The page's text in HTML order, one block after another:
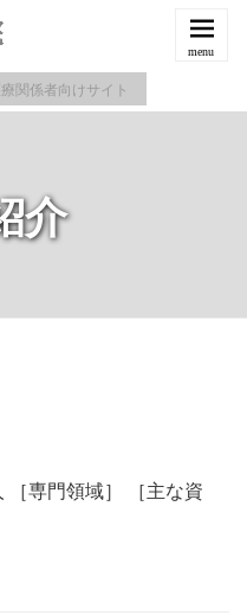
関係者向けサイト
介
専門領域］ ［主な資